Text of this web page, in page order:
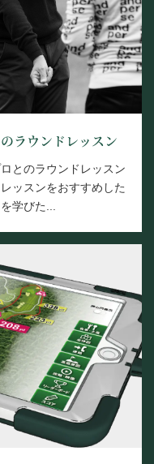
ラウンドレッスン
とのラウンドレッスン
ッスンをおすすめした
学びた...